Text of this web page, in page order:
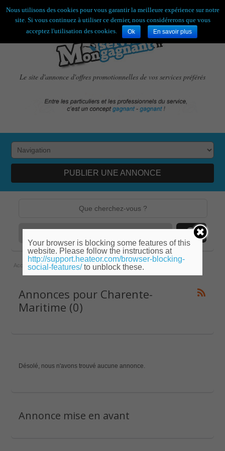
Bienvenue,visiteur ![S'enregistrer|Connexion]
Le site d'annonce d'offres promotionnelles de vos services préférés
PUBLIER UNE ANNONCE
Accueil » Poitou-Charentes » Charente-Maritime
Annonces pour Charente-
Maritime (0)
Désolé, nous n'avons trouvé aucune annonce.
Annonce mise en avant
Nous utilisons des cookies pour vous garantir la meilleure expérience sur notre
site. Si vous continuez à utiliser ce dernier, nous considérerons que vous
acceptez l'utilisation des cookies.
Ok En savoir plus
Your browser is blocking some features of this
website. Please follow the instructions at
http://support.heateor.com/browser-blocking-
social-features/to unblock these.